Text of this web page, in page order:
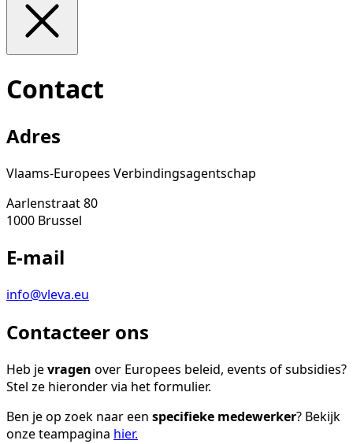
Contact
Adres
Vlaams-Europees Verbindingsagentschap
Aarlenstraat 80
1000 Brussel
E-mail
info@vleva.eu
Contacteer ons
Heb jevragen over Europees beleid, events of subsidies?
Stel ze hieronder via het formulier.
Ben je op zoek naar een specifieke medewerker? Bekijk
onze teampagina hier.